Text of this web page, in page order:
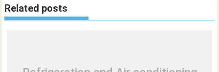
Related posts